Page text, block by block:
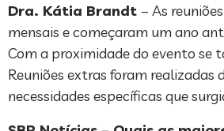
Dra. Kátia Brandt – As
mensais e começaram um ano
Com a proximidade do evento se
Reuniões extras foram realizadas
necessidades específicas que